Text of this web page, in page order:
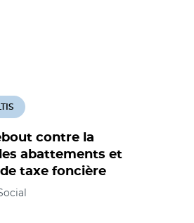
contre la
abattements et
taxe foncière